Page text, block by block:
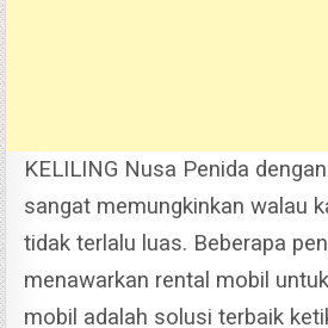
KELILING Nusa Penida
sangat memungkinkan walau
tidak terlalu luas. Beberapa
menawarkan rental mobil
mobil adalah solusi terbaik